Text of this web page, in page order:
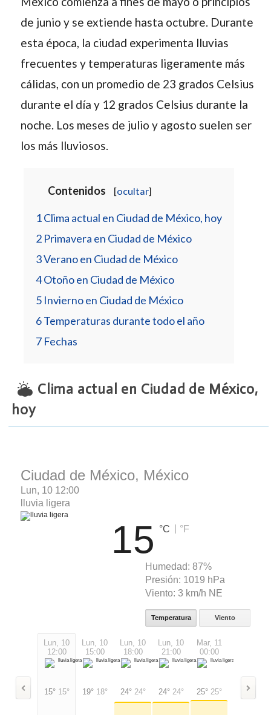
de junio y se extiende hasta octubre. Durante
esta época, la ciudad experimenta lluvias
frecuentes y temperaturas ligeramente más
cálidas, con un promedio de 23 grados Celsius
durante el día y 12 grados Celsius durante la
noche. Los meses de julio y agosto suelen ser
los más lluviosos.
Contenidos [ocultar]
1Clima actual en Ciudad de México, hoy
2 Primavera en Ciudad de México
3Verano en Ciudad de México
4Otoño en Ciudad de México
5 Invierno en Ciudad de México
6Temperaturas durante todo el año
7 Fechas
Clima actual en Ciudad de México,
hoy
Ciudad de México, México
Lun, 10 12:00
lluvia ligera
15 °C °F
Humedad: 87%
Presión: 1019 hPa
Viento: 3 km/h NE
Temperatura Viento
Lun, 10
12:00
15° 15°
Lun, 10
15:00
19° 18°
Lun, 10
18:00
24° 24°
Lun, 10
21:00
24° 24°
Mar, 11
00:00
25° 25° 17°